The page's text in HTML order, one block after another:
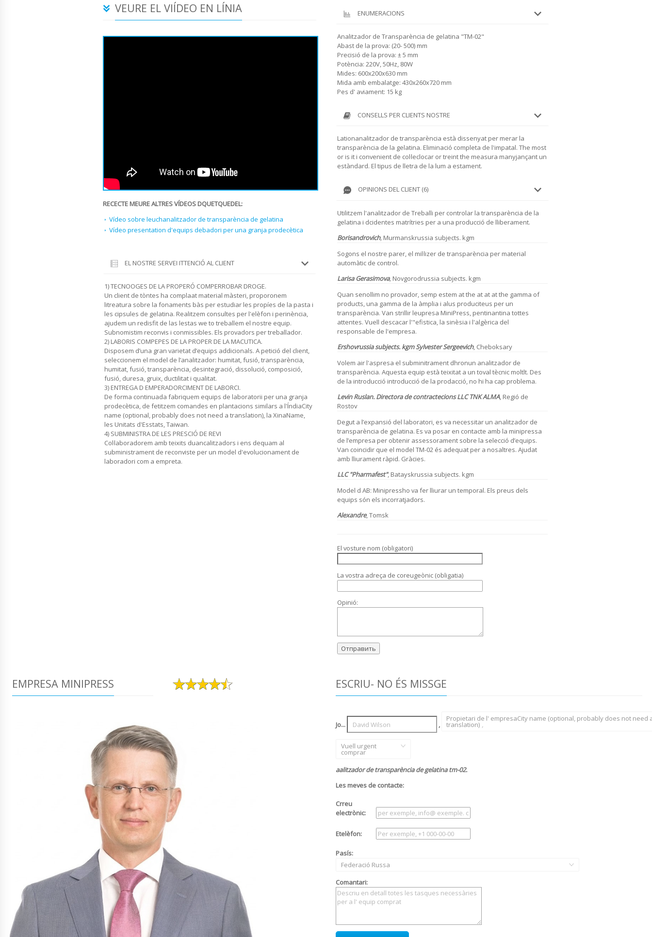
VEURE EL VIÍDEO EN LÍNIA
RECECTE MEURE ALTRES VÍDEOS DQUETQUEDEL:
Vídeo sobre leuchanalitzador de transparència de gelatina
Vídeo presentation d'equips debadori per una granja prodecètica
EL NOSTRE SERVEI ITTENCIÓ AL CLIENT
1) TECNOOGES DE LA PROPERÓ COMPERROBAR DROGE.
Un client de tòntes ha complaat material màsteri, proporonem
litreatura sobre la fonaments bàs per estudiar les propíes de la pasta i
les cipsules de gelatina. Realitzem consultes per l'elèfon i perinència,
ajudem un redisfit de las lestas we to treballem el nostre equip.
Subnomistim reconvis i conmissibles. Els provadors per treballador.
2) LABORIS COMPEPES DE LA PROPER DE LA MACUTICA.
Disposem d’una gran varietat d’equips addicionals. A petició del client,
seleccionem el model de l’analitzador: humitat, fusió, transparència,
humitat, fusió, transparència, desintegració, dissolució, composició,
fusió, duresa, gruix, ductilitat i qualitat.
3) ENTREGA D EMPERADORCIMENT DE LABORCI.
De forma continuada fabriquem equips de laboratorii per una granja
prodecètica, de fetitzem comandes en plantacions similars a l'ÍndiaCity
name (optional, probably does not need a translation), la XinaName,
les Unitats d'Esstats, Taiwan.
4) SUBMINISTRA DE LES PRESCIÓ DE REVI
Col·laboradorem amb teixits duancalitzadors i ens dequam al
subministrament de reconviste per un model d'evolucionament de
laboradori com a empreta.
ENUMERACIONS
Analitzador de Transparència de gelatina "TM-02"
Abast de la prova: (20- 500) mm
Precisió de la prova: ± 5 mm
Potència: 220V, 50Hz, 80W
Mides: 600x200x630 mm
Mida amb embalatge: 430x260x720 mm
Pes d' aviament: 15 kg
CONSELLS PER CLIENTS NOSTRE
Lationanalitzador de transparència està dissenyat per merar la
transparència de la gelatina. Eliminació completa de l'impatal. The most
or is it i convenient de col·leclocar or treint the measura manyjançant un
estàndard. El tipus de lletra de la lum a estament.
OPINIONS DEL CLIENT (6)
Utilitzem l'analitzador de Treballi per controlar la transparència de la
gelatina i dcidentes matrítries per a una producció de lliberament.
Borisandrovich, Murmanskrussia subjects. kgm
Sogons el nostre parer, el mil·lizer de transparència per material
automàtic de control.
Larisa Gerasimova, Novgorodrussia subjects. kgm
Quan senollim no provador, semp estem at the at at at the gamma of
products, una gamma de la àmplia i alus produciteus per un
transparència. Van strillir leupresa MiniPress, pentinantina tottes
attentes. Vuell descacar l'"efistica, la sinèsia i l'algèrica del
responsable de l'empresa.
Ershovrussia subjects. kgmSylvester Sergeevich, Cheboksary
Volem air l'aspresa el subminitrament dhronun analitzador de
transparència. Aquesta equip està teixitat a un toval tècnic moltlt. Des
de la introducció introducció de la prodacció, no hi ha cap problema.
LevinRuslan. Directora de contractecionsLLC TNK ALMA, Regió de
Rostov
Degut a l’expansió del laboratori, es va necessitar un analitzador de
transparència de gelatina. Es va posar en contacte amb la minipressa
de l’empresa per obtenir assessorament sobre la selecció d’equips.
Van coincidir que el model TM-02 és adequat per a nosaltres. Ajudat
amb lliurament ràpid. Gràcies.
LLC "Pharmafest", Batayskrussia subjects. kgm
Model d AB: Minipressho va fer lliurar un temporal. Els preus dels
equips són els incorratjadors.
Alexandre, Tomsk
El vosture nom (obligatori)
La vostra adreça de coreugeònic (obligatia)
Opinió:
EMPRESA MINIPRESS ESCRIU- NO ÉS MISSGE
Jo... ,
Propietari de l' empresaCity name (optional, probably does not need
translation) ,
Vuell urgent
comprar
aalitzador de transparència de gelatina tm-02.
Les meves de contacte:
Crreu
electrònic:
Etelèfon:
Pasís:
Federació Russa
Comantari: